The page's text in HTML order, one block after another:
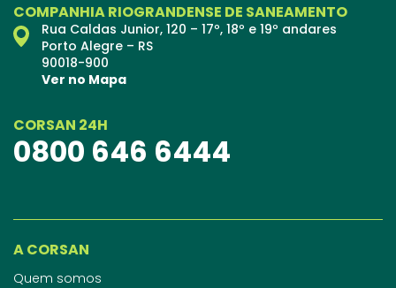
COMPANHIA RIOGRANDENSE DE SANEAMENTO
Rua Caldas Junior, 120 – 17º, 18º e 19º andares
Porto Alegre – RS
90018-900
Ver no Mapa
CORSAN 24H
0800 646 6444
A CORSAN
Quem somos